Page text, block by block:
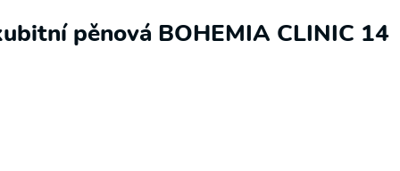
pěnová BOHEMIA CLINIC 14